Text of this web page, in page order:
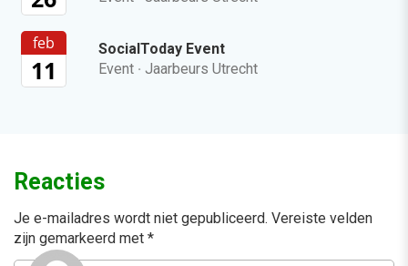
feb
11
SocialToday Event
Event · Jaarbeurs Utrecht
Reacties
Je e-mailadres wordt niet gepubliceerd. Vereiste velden
zijn gemarkeerd met *